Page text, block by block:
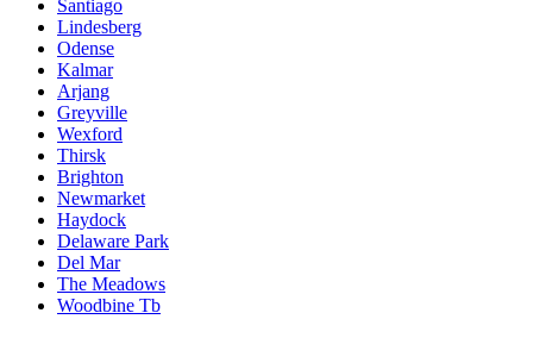
Santiago
Lindesberg
Odense
Kalmar
Arjang
Greyville
Wexford
Thirsk
Brighton
Newmarket
Haydock
Delaware Park
Del Mar
The Meadows
Woodbine Tb